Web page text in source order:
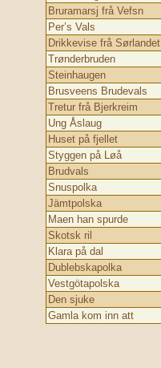
Bruramarsj frå Vefsn
Per’s Vals
Drikkevise frå Sørlandet
Trønderbruden
Steinhaugen
Brusveens Brudevals
Tretur frå Bjerkreim
Ung Åslaug
Huset på fjellet
Styggen på Løå
Brudvals
Snuspolka
Jämtpolska
Maen han spurde
Skotsk ril
Klara på dal
Dublebskapolka
Vestgötapolska
Den sjuke
Gamla kom inn att